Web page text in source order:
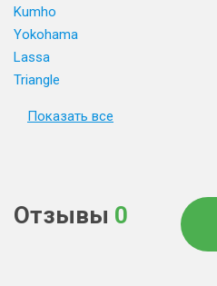
Kumho
Yokohama
Lassa
Triangle
Показать все
Отзывы 0